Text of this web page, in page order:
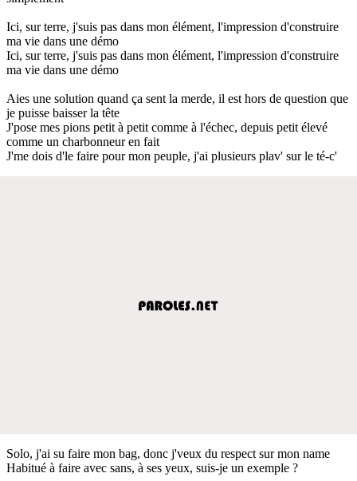
Ici, sur terre, j'suis pas dans mon élément, l'impression d'construire
ma vie dans une démo
Ici, sur terre, j'suis pas dans mon élément, l'impression d'construire
ma vie dans une démo
Aies une solution quand ça sent la merde, il est hors de question que
je puisse baisser la tête
J'pose mes pions petit à petit comme à l'échec, depuis petit élevé
comme un charbonneur en fait
J'me dois d'le faire pour mon peuple, j'ai plusieurs plav' sur le té-c'
Solo, j'ai su faire mon bag, donc j'veux du respect sur mon name
Habitué à faire avec sans, à ses yeux, suis-je un exemple ?